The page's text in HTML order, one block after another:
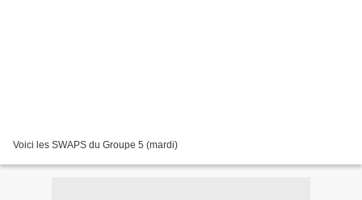
Voici les SWAPS du Groupe 5 (mardi)